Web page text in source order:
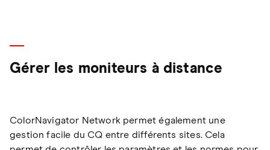
Gérer les moniteurs à distance
ColorNavigator Network permet également une
gestion facile du CQ entre différents sites. Cela